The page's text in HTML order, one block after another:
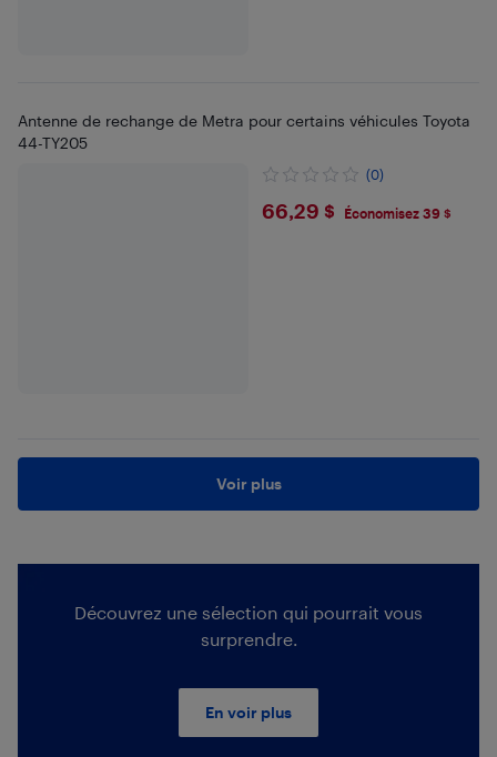
Antenne de rechange de Metra pour certains véhicules Toyota
44-TY205
(0)
$66.29
66,29 $ Économisez 39 $
Voir plus
Découvrez une sélection qui pourrait vous
surprendre.
En voir plus